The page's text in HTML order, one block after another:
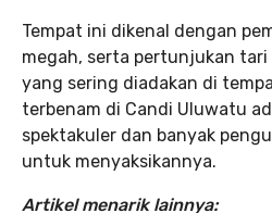
Tempat ini dikenal dengan
megah, serta pertunjukan tari
yang sering diadakan di
terbenam di Candi Uluwatu
spektakuler dan banyak
untuk menyaksikannya.
Artikel menarik lainnya: